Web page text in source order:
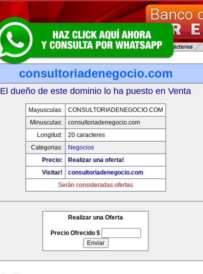
consultoriadenegocio.com
El dueño de este dominio lo ha puesto en Venta
Mayusculas:
CONSULTORIADENEGOCIO.COM
Minusculas:
consultoriadenegocio.com
Longitud:
20 caracteres
Categorias:
Negocios
Precio:
Realizar una oferta!
Visitar!
consultoriadenegocio.com
Serán consideradas ofertas
Realizar una Oferta
Precio Ofrecido $